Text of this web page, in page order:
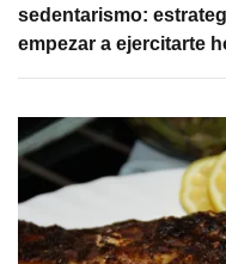
sedentarismo:
empezar a ejercitarte